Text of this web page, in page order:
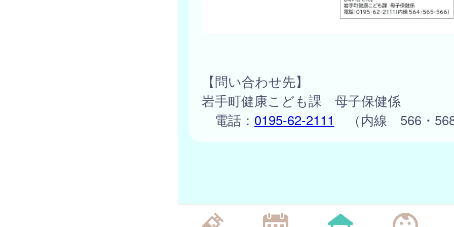
【問い合わせ先】
岩手町健康こども課 母子保健係
電話： 0195-62-2111 （内線 566・